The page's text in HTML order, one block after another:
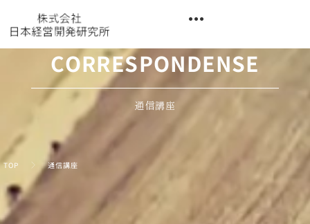
CORRESPONDENSE
通信講座
TOP 通信講座